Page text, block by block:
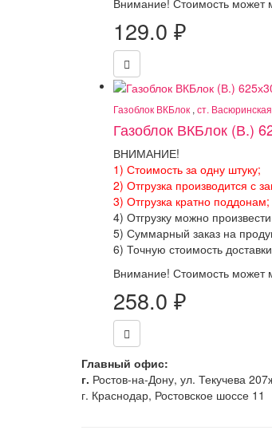
Внимание! Стоимость может
129.0 ₽
Газоблок ВКБлок , ст. Васюринская
Газоблок ВКБлок (В.)
ВНИМАНИЕ!
1) Стоимость за одну штуку;
2) Отгрузка производится с
3) Отгрузка кратно поддонам;
4) Отгрузку можно
5) Суммарный заказ на
6) Точную стоимость
Внимание! Стоимость может
258.0 ₽
Главный офис:
г. Ростов-на-Дону, ул. Текучева
г. Краснодар, Ростовское шоссе 11